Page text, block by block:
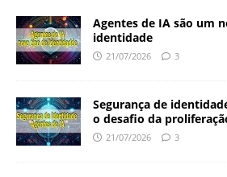
Agentes de IA são um
identidade
21/07/2026 3
Segurança de
o desafio da
21/07/2026 3